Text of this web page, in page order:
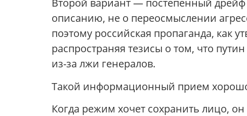
Второй вариант — постепенный
описанию, не о переосмыслении
поэтому российская пропаганда, как
распространяя тезисы о том, что
из-за лжи генералов.
Такой информационный прием
Когда режим хочет сохранить лицо,